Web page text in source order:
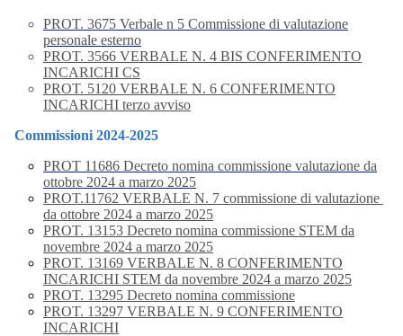
PROT. 3675 Verbale n 5 Commissione di valutazione
personale esterno
PROT. 3566 VERBALE N. 4 BIS CONFERIMENTO
INCARICHI CS
PROT. 5120 VERBALE N. 6 CONFERIMENTO
INCARICHI terzo avviso
Commissioni 2024-2025
PROT 11686 Decreto nomina commissione valutazione da
ottobre 2024 a marzo 2025
PROT.11762 VERBALE N. 7 commissione di valutazione
da ottobre 2024 a marzo 2025
PROT. 13153 Decreto nomina commissione STEM da
novembre 2024 a marzo 2025
PROT. 13169 VERBALE N. 8 CONFERIMENTO
INCARICHI STEM da novembre 2024 a marzo 2025
PROT. 13295 Decreto nomina commissione
PROT. 13297 VERBALE N. 9 CONFERIMENTO
INCARICHI